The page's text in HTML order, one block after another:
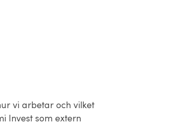
vi arbetar och vilket
Invest som extern